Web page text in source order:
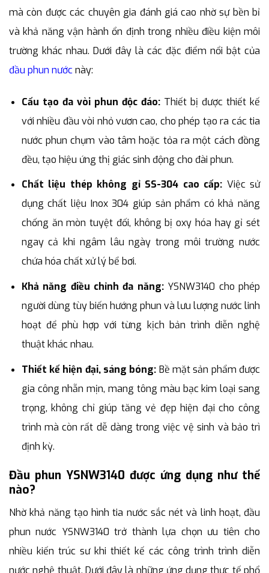
mà còn được các chuyên gia đánh giá cao nhờ sự bền bỉ
và khả năng vận hành ổn định trong nhiều điều kiện môi
trường khác nhau. Dưới đây là các đặc điểm nổi bật của
đầu phun nướcnày:
Cấu tạo đa vòi phun độc đáo:Thiết bị được thiết kế
với nhiều đầu vòi nhỏ vươn cao, cho phép tạo ra các tia
nước phun chụm vào tâm hoặc tỏa ra một cách đồng
đều, tạo hiệu ứng thị giác sinh động cho đài phun.
Chất liệu thép không gỉ SS-304 cao cấp: Việc sử
dụng chất liệu Inox 304 giúp sản phẩm có khả năng
chống ăn mòn tuyệt đối, không bị oxy hóa hay gỉ sét
ngay cả khi ngâm lâu ngày trong môi trường nước
chứa hóa chất xử lý bể bơi.
Khả năng điều chỉnh đa năng:YSNW3140 cho phép
người dùng tùy biến hướng phun và lưu lượng nước linh
hoạt để phù hợp với từng kịch bản trình diễn nghệ
thuật khác nhau.
Thiết kế hiện đại, sáng bóng: Bề mặt sản phẩm được
gia công nhẵn mịn, mang tông màu bạc kim loại sang
trọng, không chỉ giúp tăng vẻ đẹp hiện đại cho công
trình mà còn rất dễ dàng trong việc vệ sinh và bảo trì
định kỳ.
Đầu phun YSNW3140 được ứng dụng như thế
nào?
Nhờ khả năng tạo hình tia nước sắc nét và linh hoạt, đầu
phun nước YSNW3140 trở thành lựa chọn ưu tiên cho
nhiều kiến trúc sư khi thiết kế các công trình trình diễn
nước nghệ thuật. Dưới đây là những ứng dụng thực tế phổ